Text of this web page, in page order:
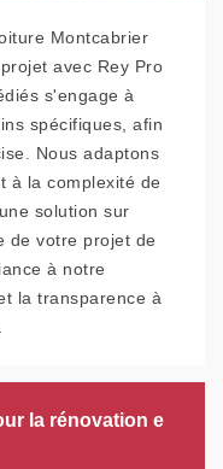
Montcabrier
avec Rey Pro
s'engage à
spécifiques, afin
Nous adaptons
à la complexité de
solution sur
de votre projet de
à notre
la transparence à
la rénovation e